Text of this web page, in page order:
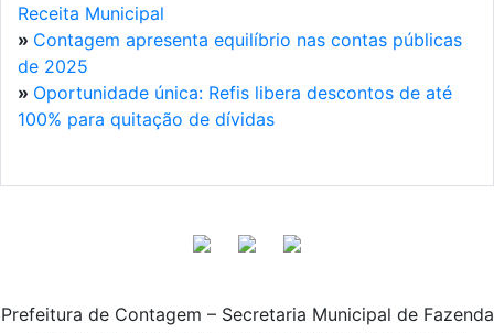
Receita Municipal
» Contagem apresenta equilíbrio nas contas públicas
de 2025
» Oportunidade única: Refis libera descontos de até
100% para quitação de dívidas
Prefeitura de Contagem – Secretaria Municipal de Fazenda